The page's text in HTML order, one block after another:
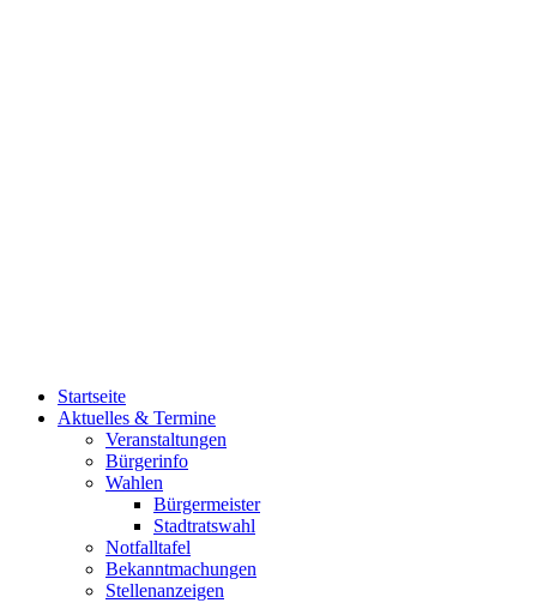
Startseite
Aktuelles & Termine
Veranstaltungen
Bürgerinfo
Wahlen
Bürgermeister
Stadtratswahl
Notfalltafel
Bekanntmachungen
Stellenanzeigen